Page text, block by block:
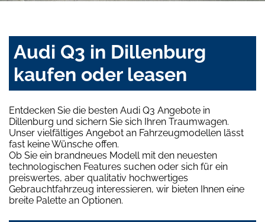
Audi Q3 in Dillenburg
kaufen oder leasen
Entdecken Sie die besten Audi Q3 Angebote in
Dillenburg und sichern Sie sich Ihren Traumwagen.
Unser vielfältiges Angebot an Fahrzeugmodellen lässt
fast keine Wünsche offen.
Ob Sie ein brandneues Modell mit den neuesten
technologischen Features suchen oder sich für ein
preiswertes, aber qualitativ hochwertiges
Gebrauchtfahrzeug interessieren, wir bieten Ihnen eine
breite Palette an Optionen.